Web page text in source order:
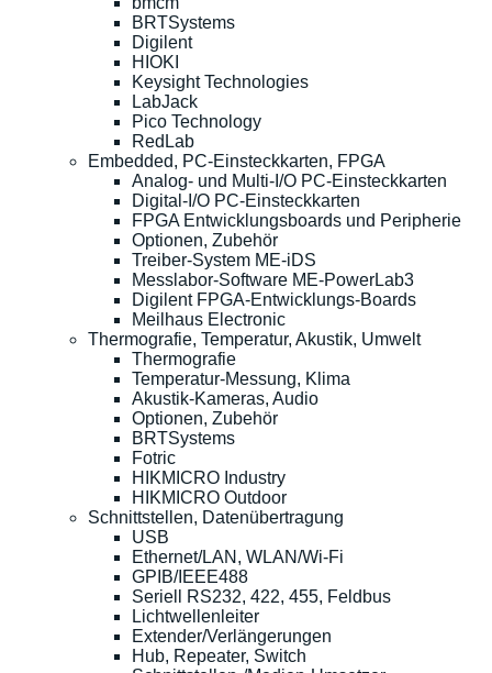
BRTSystems
Digilent
HIOKI
Keysight Technologies
LabJack
Pico Technology
RedLab
Embedded, PC-Einsteckkarten, FPGA
Analog- und Multi-I/O PC-Einsteckkarten
Digital-I/O PC-Einsteckkarten
FPGA Entwicklungsboards und Peripherie
Optionen, Zubehör
Treiber-System ME-iDS
Messlabor-Software ME-PowerLab3
Digilent FPGA-Entwicklungs-Boards
Meilhaus Electronic
Thermografie, Temperatur, Akustik, Umwelt
Thermografie
Temperatur-Messung, Klima
Akustik-Kameras, Audio
Optionen, Zubehör
BRTSystems
Fotric
HIKMICRO Industry
HIKMICRO Outdoor
Schnittstellen, Datenübertragung
USB
Ethernet/LAN, WLAN/Wi-Fi
GPIB/IEEE488
Seriell RS232, 422, 455, Feldbus
Lichtwellenleiter
Extender/Verlängerungen
Hub, Repeater, Switch